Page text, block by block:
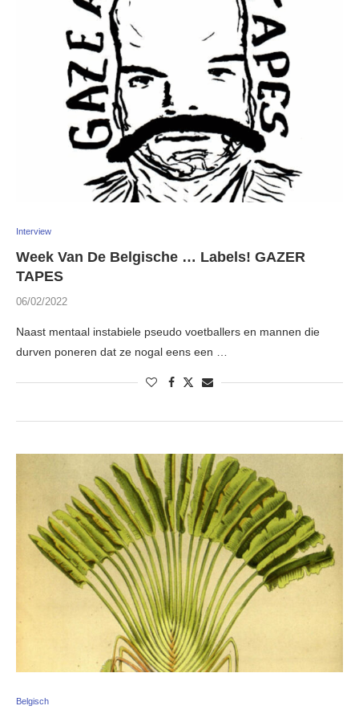
Interview
Week Van De Belgische … Labels! GAZER
TAPES
06/02/2022
Naast mentaal instabiele pseudo voetballers en mannen die
durven poneren dat ze nogal eens een …
Belgisch